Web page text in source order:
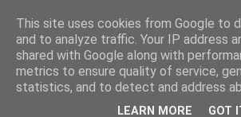
This site uses cookies from Google to
and to analyze traffic. Your IP address
shared with Google along with
metrics to ensure quality of service,
statistics, and to detect and address
LEARN MORE GOT